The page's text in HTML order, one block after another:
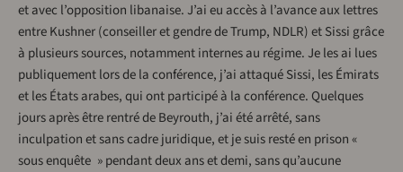
et avec l’opposition libanaise. J’ai eu accès à l’avance aux lettres
entre Kushner (conseiller et gendre de Trump, NDLR) et Sissi grâce
à plusieurs sources, notamment internes au régime. Je les ai lues
publiquement lors de la conférence, j’ai attaqué Sissi, les Émirats
et les États arabes, qui ont participé à la conférence. Quelques
jours après être rentré de Beyrouth, j’ai été arrêté, sans
inculpation et sans cadre juridique, et je suis resté en prison «
sous enquête » pendant deux ans et demi, sans qu’aucune